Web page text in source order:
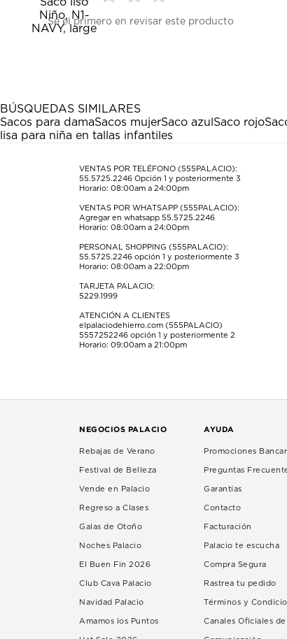
Seleccionar
para
calificar
estrella
Esta
acción
abrirá
formulario
Seleccionar
para
calificar
estrellas.
Esta
acción
abrirá
formulario
de
para
estrellas.
Esta
acción
abrirá
formulario
de
para
estrellas.
Esta
acción
abrirá
formulario
de
para
Esta
acción
abrirá
formulario
de
envío.
Sé el primero en revisar este producto
BÚSQUEDAS SIMILARES
Sacos para damaSacos mujerSaco azul Saco rojo
lisa para niña en tallas infantiles
VENTAS POR TELÉFONO (555PALACIO):
55.5725.2246 Opción 1 y posteriormente 3
Horario: 08:00am a 24:00pm
VENTAS POR WHATSAPP (555PALACIO):
Agregar en whatsapp 55.5725.2246
Horario: 08:00am a 24:00pm
PERSONAL SHOPPING (555PALACIO):
55.5725.2246 opción 1 y posteriormente 3
Horario: 08:00am a 22:00pm
TARJETA PALACIO:
5229.1999
ATENCIÓN A CLIENTES
elpalaciodehierro.com (555PALACIO)
5557252246 opción 1 y posteriormente 2
Horario: 09:00am a 21:00pm
NEGOCIOS PALACIO
Rebajas de Verano
Festival de Belleza
Vende en Palacio
Regreso a Clases
Galas de Otoño
Noches Palacio
El Buen Fin 2026
Club Cava Palacio
Navidad Palacio
Amamos los Puntos
AYUDA
Promociones
Preguntas
Garantías
Contacto
Facturación
Palacio te escucha
Compra Segura
Rastrea tu pedido
Términos y
Canales Oficiales de